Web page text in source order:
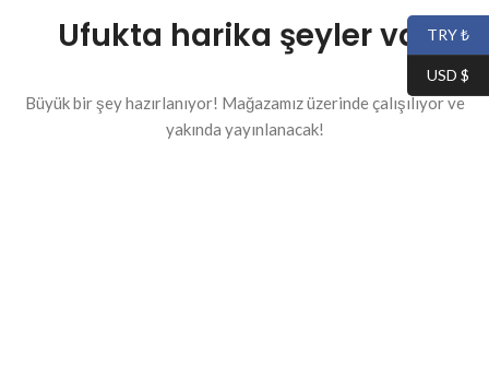
Ufukta harika şeyler var
Büyük bir şey hazırlanıyor! Mağazamız üzerinde çalışılıyor ve
yakında yayınlanacak!
TRY ₺
USD $